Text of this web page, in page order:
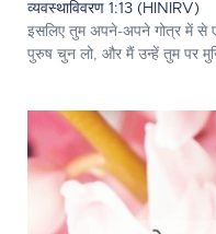
व्यवस्थाविवरण 1:13 (HINIRV)
इसलिए तुम अपने-अपने गोत्र में से
पुरुष चुन लो, और मैं उन्हें तुम पर